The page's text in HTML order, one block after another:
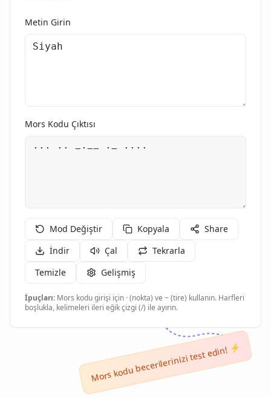
Metin Girin
Mors Kodu Çıktısı
Mod Değiştir Kopyala
Share
İndir
Çal
Tekrarla
Temizle
Gelişmiş
İpuçları: Mors kodu girişi için · (nokta) ve − (tire) kullanın. Harfleri
boşlukla, kelimeleri ileri eğik çizgi (/) ile ayırın.
Mors kodu becerilerinizi test edin! ⚡